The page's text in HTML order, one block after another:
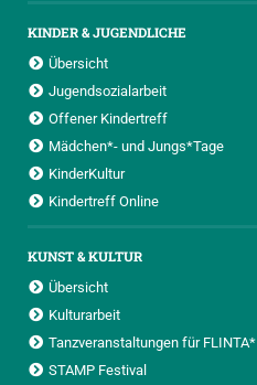
KINDER & JUGENDLICHE
Übersicht
Jugendsozialarbeit
Offener Kindertreff
Mädchen*- und Jungs*Tage
KinderKultur
Kindertreff Online
KUNST & KULTUR
Übersicht
Kulturarbeit
Tanzveranstaltungen für FLINTA*
STAMP Festival